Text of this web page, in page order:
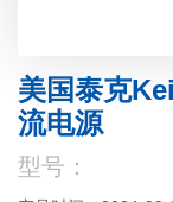
美国泰克
流电源
型号：